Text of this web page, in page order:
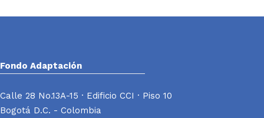
Fondo Adaptación
Calle 28 No.13A-15 · Edificio CCI · Piso 10
Bogotá D.C. - Colombia